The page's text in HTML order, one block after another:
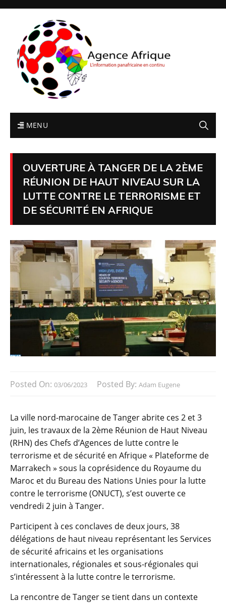
MENU
OUVERTURE À TANGER DE LA 2ÈME
RÉUNION DE HAUT NIVEAU SUR LA
LUTTE CONTRE LE TERRORISME ET
DE SÉCURITÉ EN AFRIQUE
Posted On: 03/06/2023 Posted By: Adam Eugene
La ville nord-marocaine de Tanger abrite ces 2 et 3
juin, les travaux de la 2ème Réunion de Haut Niveau
(RHN) des Chefs d’Agences de lutte contre le
terrorisme et de sécurité en Afrique « Plateforme de
Marrakech » sous la coprésidence du Royaume du
Maroc et du Bureau des Nations Unies pour la lutte
contre le terrorisme (ONUCT), s’est ouverte ce
vendredi 2 juin à Tanger.
Participent à ces conclaves de deux jours, 38
délégations de haut niveau représentant les Services
de sécurité africains et les organisations
internationales, régionales et sous-régionales qui
s’intéressent à la lutte contre le terrorisme.
La rencontre de Tanger se tient dans un contexte